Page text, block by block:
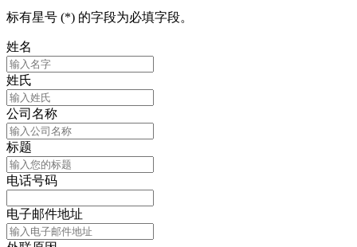
标有星号 (*) 的字段为必填字段。
姓名
姓氏
公司名称
标题
电话号码
电子邮件地址